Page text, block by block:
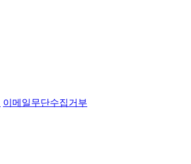
이메일무단수집거부